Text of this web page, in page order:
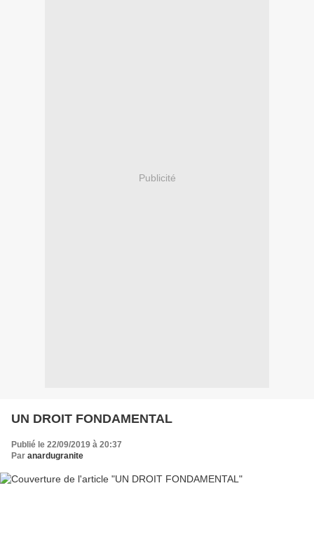
Publicité
UN DROIT FONDAMENTAL
Publié le 22/09/2019 à 20:37
Par anardugranite